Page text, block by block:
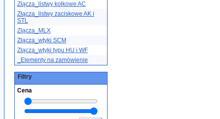
Złącza_listwy kołkowe AC
Złącza_listwy zaciskowe AK i
STL
Złącza_MLX
Złącza_wtyki SCM
Złącza_wtyki typu HU i WF
_Elementy na zamówienie
Filtry
Cena